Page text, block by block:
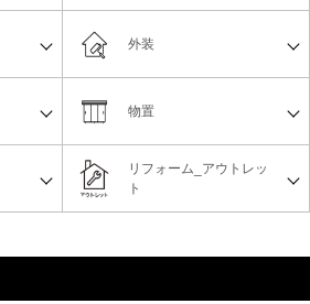
リフォーム_アウトレッ
ト
物置
外装